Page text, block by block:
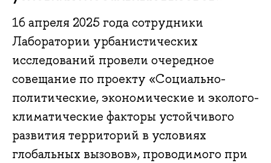
16 апреля 2025 года сотрудники
Лаборатории урбанистических
исследований провели очередное
совещание по проекту «Социально-
политические, экономические и эколого-
климатические факторы устойчивого
развития территорий в условиях
глобальных вызовов», проводимого при